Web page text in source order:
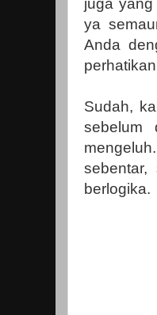
juga
ya
Anda
Sudah,
sebelum
berlogika.